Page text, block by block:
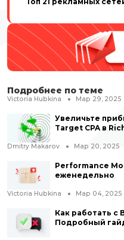
Подробнее по теме
Victoria Hubkina Мар 29, 2025
Увеличьте
Target CPA в
Dmitry Makarov Мар 20, 2025
Performance
еженедельно
Victoria Hubkina Мар 04, 2025
Как работать с
Подробный